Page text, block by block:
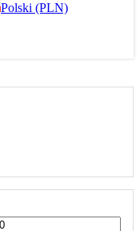
Polski (PLN)